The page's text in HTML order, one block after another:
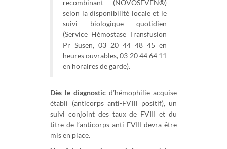
recombinant (NOVOSEVEN®)
selon la disponibilité locale et le
suivi biologique quotidien
(Service Hémostase Transfusion
Pr Susen, 03 20 44 48 45 en
heures ouvrables, 03 20 44 64 11
en horaires de garde).
Dès le diagnostic d’hémophilie acquise
établi (anticorps anti-FVIII positif), un
suivi conjoint des taux de FVIII et du
titre de l’anticorps anti-FVIII devra être
mis en place.